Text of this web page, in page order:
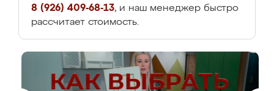
8 (926) 409-68-13, и наш менеджер быстро
рассчитает стоимость.